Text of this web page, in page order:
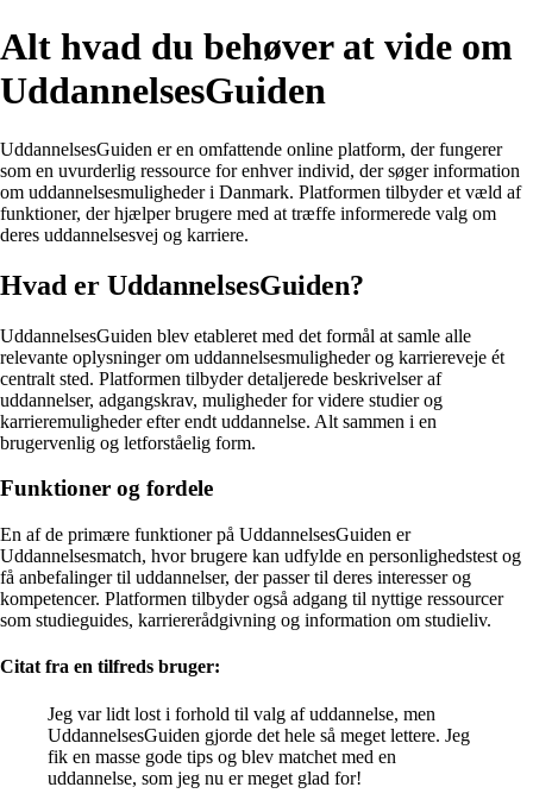
Alt hvad du behøver at vide om
UddannelsesGuiden
UddannelsesGuiden er en omfattende online platform, der fungerer
som en uvurderlig ressource for enhver individ, der søger information
om uddannelsesmuligheder i Danmark. Platformen tilbyder et væld af
funktioner, der hjælper brugere med at træffe informerede valg om
deres uddannelsesvej og karriere.
Hvad er UddannelsesGuiden?
UddannelsesGuiden blev etableret med det formål at samle alle
relevante oplysninger om uddannelsesmuligheder og karriereveje ét
centralt sted. Platformen tilbyder detaljerede beskrivelser af
uddannelser, adgangskrav, muligheder for videre studier og
karrieremuligheder efter endt uddannelse. Alt sammen i en
brugervenlig og letforståelig form.
Funktioner og fordele
En af de primære funktioner på UddannelsesGuiden er
Uddannelsesmatch, hvor brugere kan udfylde en personlighedstest og
få anbefalinger til uddannelser, der passer til deres interesser og
kompetencer. Platformen tilbyder også adgang til nyttige ressourcer
som studieguides, karriererådgivning og information om studieliv.
Citat fra en tilfreds bruger:
Jeg var lidt lost i forhold til valg af uddannelse, men
UddannelsesGuiden gjorde det hele så meget lettere. Jeg
fik en masse gode tips og blev matchet med en
uddannelse, som jeg nu er meget glad for!